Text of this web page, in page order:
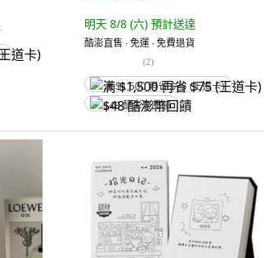
明天 8/8 (六) 預計送達
酷澎直售 ∙ 免運 ∙ 免費退貨
(2)
满 $1,500 再省 $75 (王道卡)
$48 酷澎幣回饋